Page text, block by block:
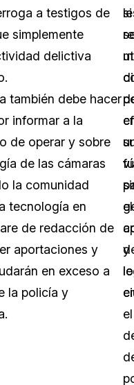
a testigos de
simplemente
delictiva
también debe hacer
informar a la
de operar y sobre
de las cámaras
la comunidad
tecnología en
de redacción de
aportaciones y
en exceso a
la policía y
si
y
el
el